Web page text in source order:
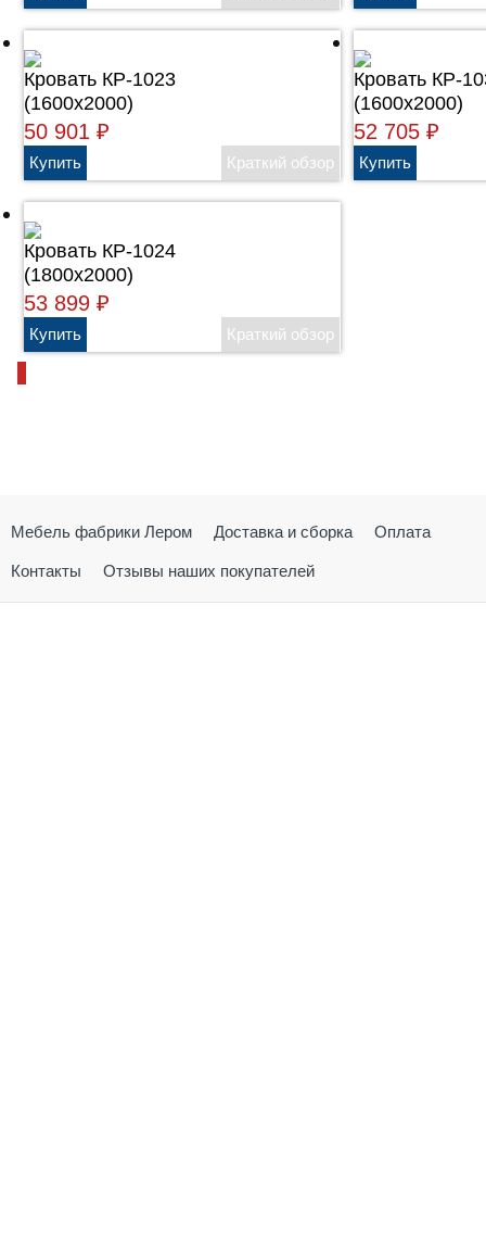
Кровать КР-1023
(1600х2000)
50 901₽
Кровать КР-
(1600х2000)
52 705₽
Кровать КР-1024
(1800х2000)
53 899₽
Мебель фабрики Лером Доставка и сборка Оплата
Контакты Отзывы наших покупателей